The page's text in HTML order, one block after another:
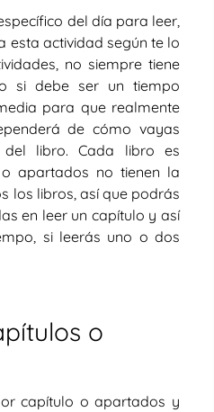
del día para leer,
esta actividad según te lo
no siempre tiene
si debe ser un tiempo
para que realmente
de cómo vayas
libro. Cada libro es
apartados no tienen la
los libros, así que podrás
en leer un capítulo y así
si leerás uno o dos
o
capítulo o apartados y